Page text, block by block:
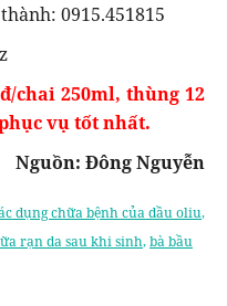
0915.451815
đ/chai 250ml, thùng 12
vụ tốt nhất.
Nguồn: Đông Nguyễn
dụng chữa bệnh của dầu oliu,
rạn da sau khi sinh,bà bầu